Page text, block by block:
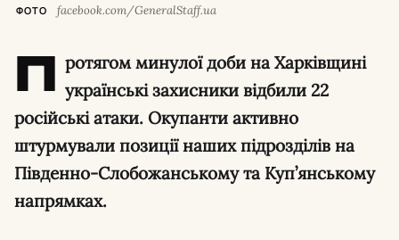
ФОТО facebook.com/GeneralStaff.ua
П ротягом минулої доби на Харківщині
українські захисники відбили 22
російські атаки. Окупанти активно
штурмували позиції наших підрозділів на
Південно-Слобожанському та Куп’янському
напрямках.